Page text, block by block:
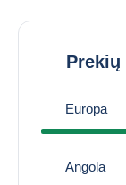
Prekių
Europa
Angola